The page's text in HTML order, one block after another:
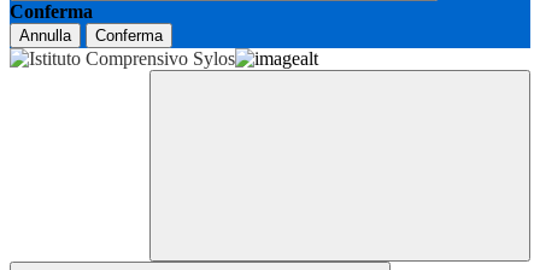
Conferma
Annulla Conferma